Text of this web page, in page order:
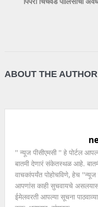
ABOUT THE AUTHOR
'' न्यूज पीसीएमसी '' हे पोर्टल
बातमी देणारं संकेतस्थळ आहे.
वाचकांपर्यंत पोहोचविणे, हेच
आपणांस काही सुचवायचे
ईमेलवरती आपल्या सूचना